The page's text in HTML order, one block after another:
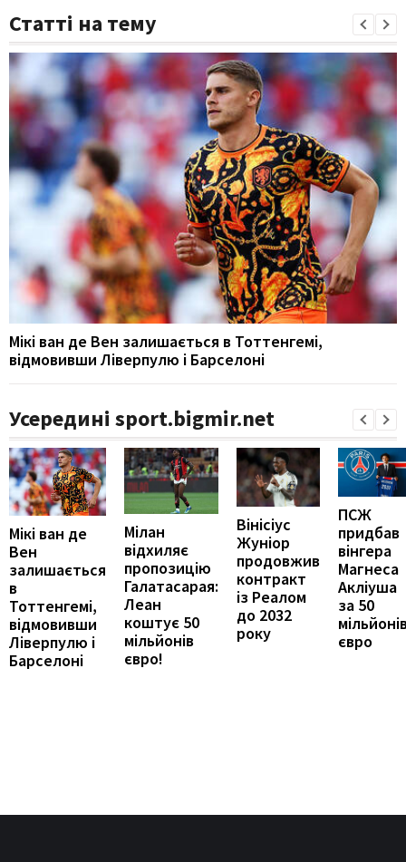
Статті на тему
Мікі ван де Вен залишається в Тоттенгемі,
відмовивши Ліверпулю і Барселоні
Усередині sport.bigmir.net
Мікі ван де
Вен
залишається
в
Тоттенгемі,
відмовивши
Ліверпулю і
Барселоні
Мілан
відхиляє
пропозицію
Галатасарая:
Леан
коштує 50
мільйонів
євро!
Вінісіус
Жуніор
продовжив
контракт
із Реалом
до 2032
року
ПСЖ
придбав
вінгера
Магнеса
Акліуша
за 50
євро